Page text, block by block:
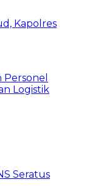
Kapolres
Logistik
Seratus